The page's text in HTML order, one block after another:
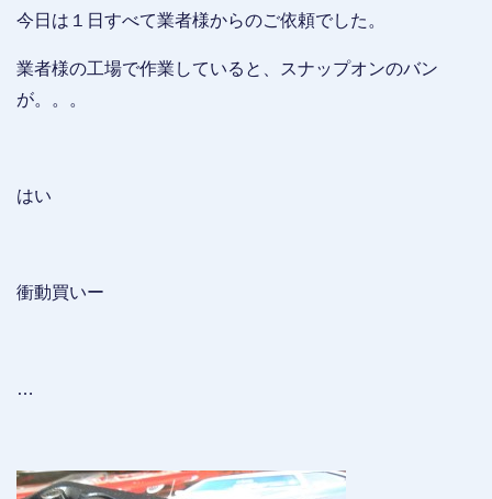
今日は１日すべて業者様からのご依頼でした。
業者様の工場で作業していると、スナップオンのバン
が。。。
はい
衝動買いー
…